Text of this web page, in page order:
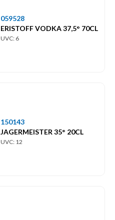
059528
ERISTOFF VODKA 37,5° 70CL
UVC: 6
150143
JAGERMEISTER 35° 20CL
UVC: 12